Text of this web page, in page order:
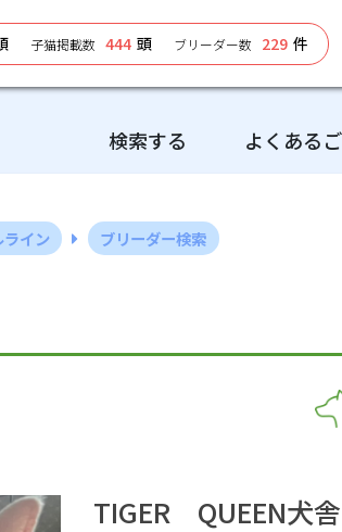
子猫掲載数 444 頭 ブリーダー数 229 件
検索する よくある
イン ブリーダー検索
TIGER QUEEN犬舎